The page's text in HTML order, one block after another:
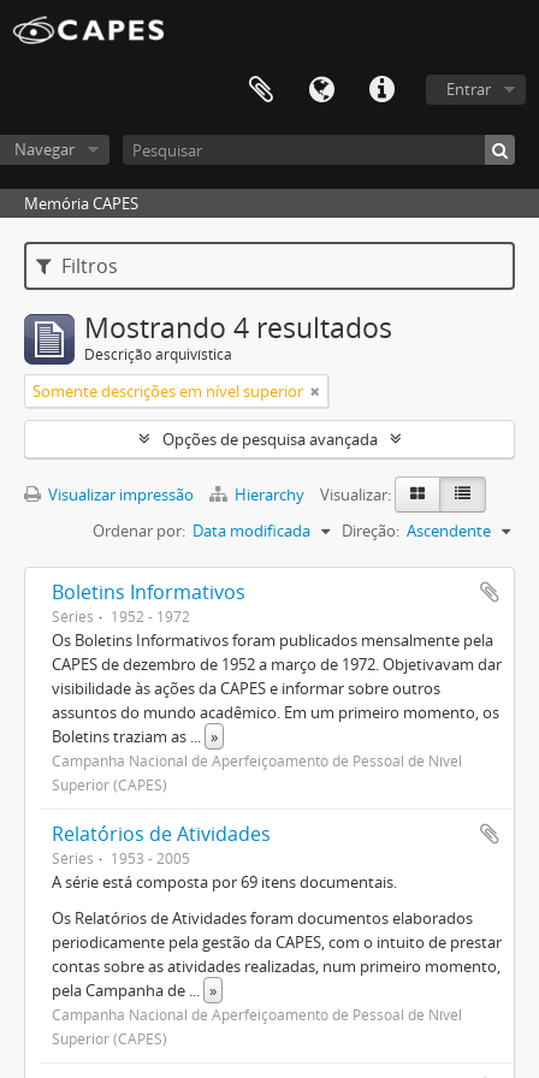
Entrar
Navegar
Memória CAPES
Filtros
Mostrando 4 resultados
Descrição arquivística
Somente descrições em nível superior
Opções de pesquisa avançada
Visualizar impressão Hierarchy
Visualizar:
Ordenar por: Data modificada Direção: Ascendente
Boletins Informativos
Séries 1952 - 1972
Os Boletins Informativos foram publicados mensalmente pela
CAPES de dezembro de 1952 a março de 1972. Objetivavam dar
visibilidade às ações da CAPES e informar sobre outros
assuntos do mundo acadêmico. Em um primeiro momento, os
Boletins traziam as ... »
Campanha Nacional de Aperfeiçoamento de Pessoal de Nível
Superior (CAPES)
Relatórios de Atividades
Séries 1953 - 2005
A série está composta por 69 itens documentais.
Os Relatórios de Atividades foram documentos elaborados
periodicamente pela gestão da CAPES, com o intuito de prestar
contas sobre as atividades realizadas, num primeiro momento,
pela Campanha de ... »
Campanha Nacional de Aperfeiçoamento de Pessoal de Nível
Superior (CAPES)